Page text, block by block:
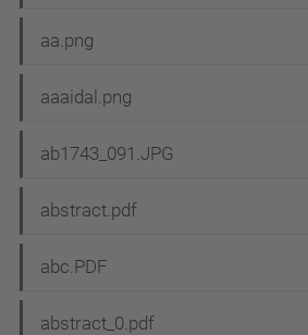
aa.png
aaaidal.png
ab1743_091.JPG
abstract.pdf
abc.PDF
abstract_0.pdf